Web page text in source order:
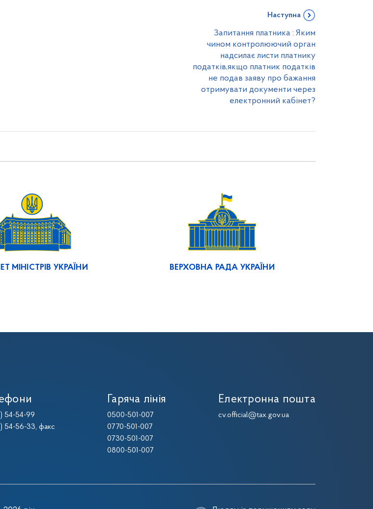
Наступна
Запитання платника : Яким
чином контролюючий орган
надсилає листи платнику
податків,якщо платник податків
не подав заяву про бажання
отримувати документи через
електронний кабінет?
МІНІСТРІВ УКРАЇНИ ВЕРХОВНА РАДА УКРАЇНИ
54-54-99
54-56-33, факс
Гаряча лінія
0500-501-007
0770-501-007
0730-501-007
0800-501-007
Електронна пошта
cv.official@tax.gov.ua